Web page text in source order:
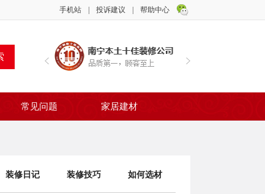
帮助中心
投诉建议
手机站
常见问题 家居建材
如何选材
装修技巧
装修日记